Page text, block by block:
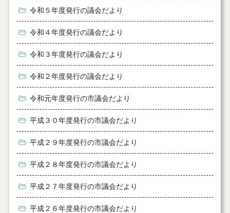
令和５年度発行の議会だより
令和４年度発行の議会だより
令和３年度発行の議会だより
令和２年度発行の議会だより
令和元年度発行の市議会だより
平成３０年度発行の市議会だより
平成２９年度発行の市議会だより
平成２８年度発行の市議会だより
平成２７年度発行の市議会だより
平成２６年度発行の市議会だより